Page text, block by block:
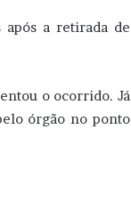
após a retirada de
o ocorrido. Já
órgão no ponto